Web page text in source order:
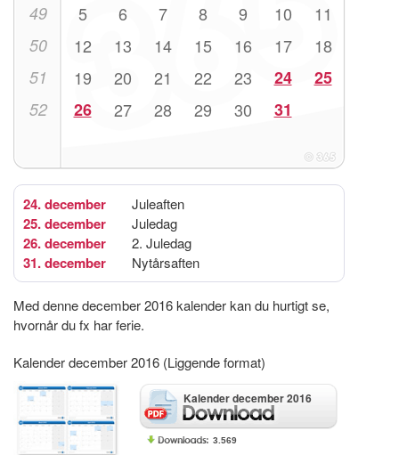
49 5 6 7 8 9 10 11
50 12 13 14 15 16 17 18
51 19 20 21 22 23 24 25
52 26 27 28 29 30 31
24. december Juleaften
25. december Juledag
26. december 2. Juledag
31. december Nytårsaften
Med denne december 2016 kalender kan du hurtigt se,
hvornår du fx har ferie.
Kalender december 2016 (Liggende format)
Kalender december 2016
3.569